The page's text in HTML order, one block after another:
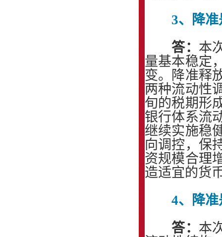
3、降
答： 本
量基本稳定
变。降准释
两种流动性
旬的税期形
银行体系流
继续实施稳
向调控，保
资规模合理
造适宜的货
4、降
答： 本